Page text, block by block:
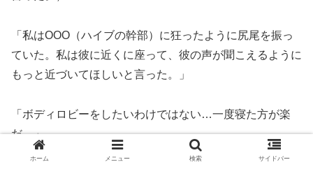
「私はOOO（ハイブの幹部）に狂ったように尻尾を振っ
ていた。私は彼に近くに座って、彼の声が聞こえるように
もっと近づいてほしいと言った。」
「ボディロビーをしたいわけではない…一度寝た方が楽
だ。」
ホーム メニュー 検索 サイドバー